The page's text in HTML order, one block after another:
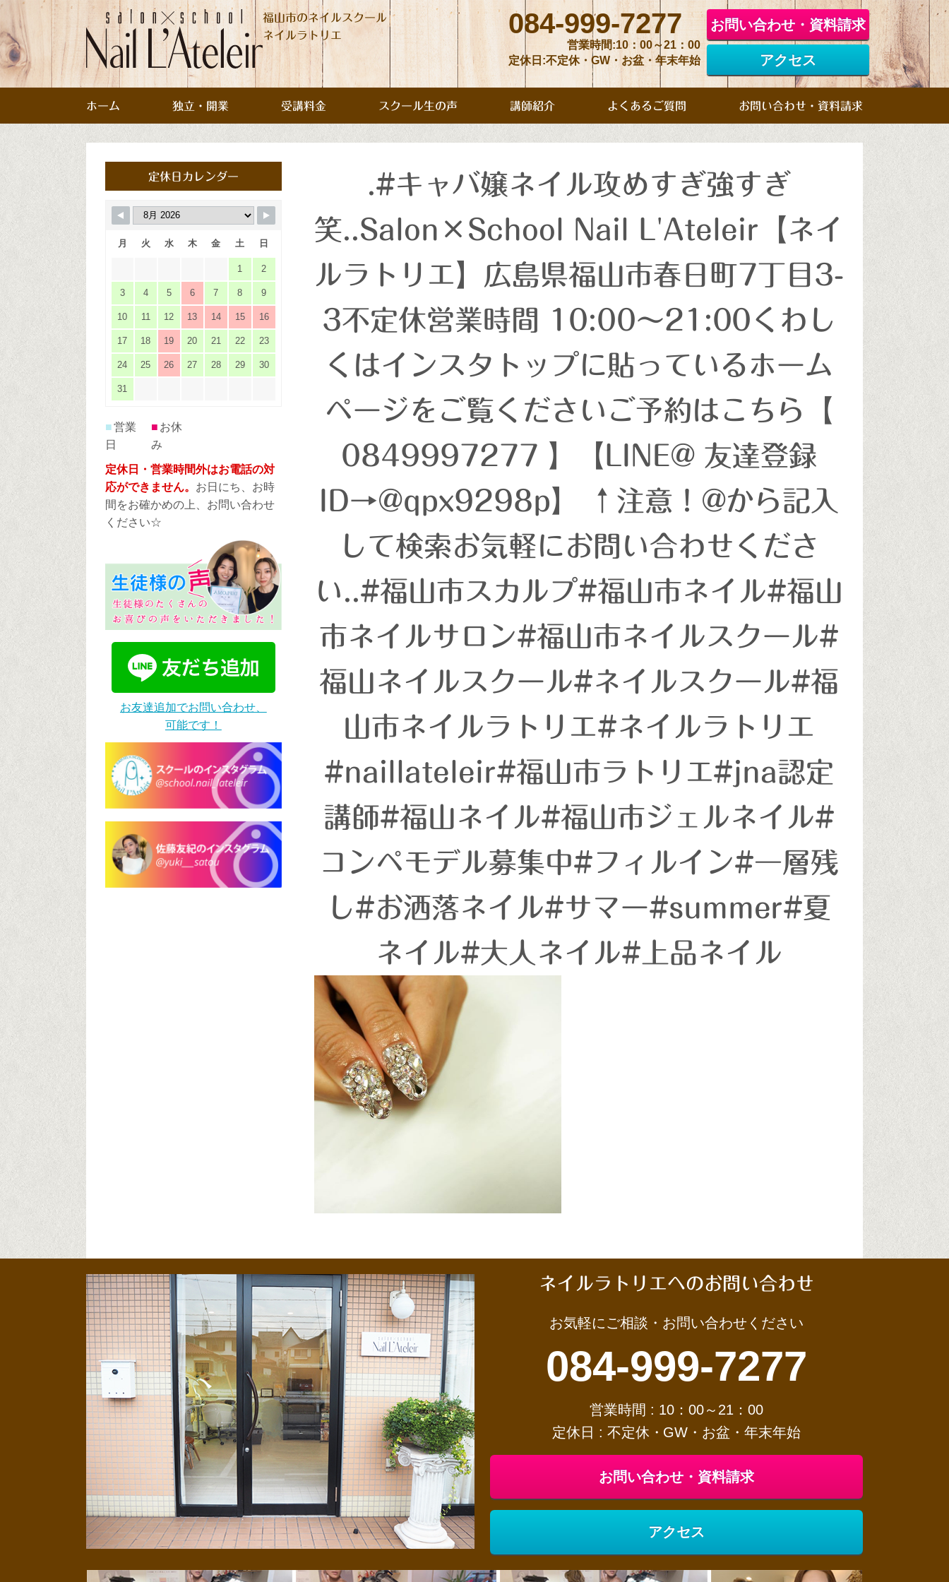
福山市のネイルスクール
ネイルラトリエ
084-999-7277
営業時間:10：00～21：00
定休日:不定休・GW・お盆・年末年始
お問い合わせ・資料請求
アクセス
ホーム 独立・開業 受講料金 スクール生の声 講師紹介 よくあるご質問 お問い合わせ・資料請求
.#キャバ嬢ネイル攻めすぎ強すぎ
笑..Salon×School Nail L'Ateleir【ネイ
ルラトリエ】広島県福山市春日町7丁目3-
3不定休営業時間 10:00〜21:00くわし
くはインスタトップに貼っているホーム
ページをご覧くださいご予約はこちら【
0849997277 】【LINE@ 友達登録
ID→@qpx9298p】 ↑注意！@から記入
して検索お気軽にお問い合わせくださ
い..#福山市スカルプ#福山市ネイル#福山
市ネイルサロン#福山市ネイルスクール#
福山ネイルスクール#ネイルスクール#福
山市ネイルラトリエ#ネイルラトリエ
#naillateleir#福山市ラトリエ#jna認定
講師#福山ネイル#福山市ジェルネイル#
コンペモデル募集中#フィルイン#一層残
し#お洒落ネイル#サマー#summer#夏
ネイル#大人ネイル#上品ネイル
定休日カレンダー
月 火 水 木 金 土 日
1 2
3 4 5 6 7 8 9
10 11 12 13 14 15 16
17 18 19 20 21 22 23
24 25 26 27 28 29 30
31
■営業
日
■ お休
み
定休日・営業時間外はお電話の対
応ができません。 お日にち、お時
間をお確かめの上、お問い合わせ
ください☆
お友達追加でお問い合わせ、
可能です！
ネイルラトリエへのお問い合わせ
お気軽にご相談・お問い合わせください
084-999-7277
営業時間 : 10：00～21：00
定休日 : 不定休・GW・お盆・年末年始
お問い合わせ・資料請求
アクセス